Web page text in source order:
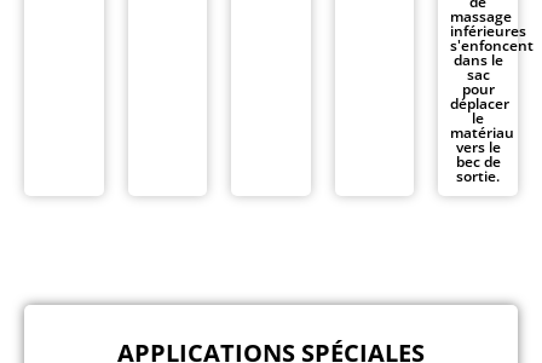
massage
inférieures
s'enfoncent
dans le
sac
pour
déplacer
le
matériau
vers le
bec de
sortie.
APPLICATIONS SPÉCIALES